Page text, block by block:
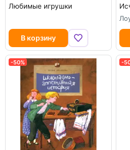
Любимые игрушки
В корзину
-50% -